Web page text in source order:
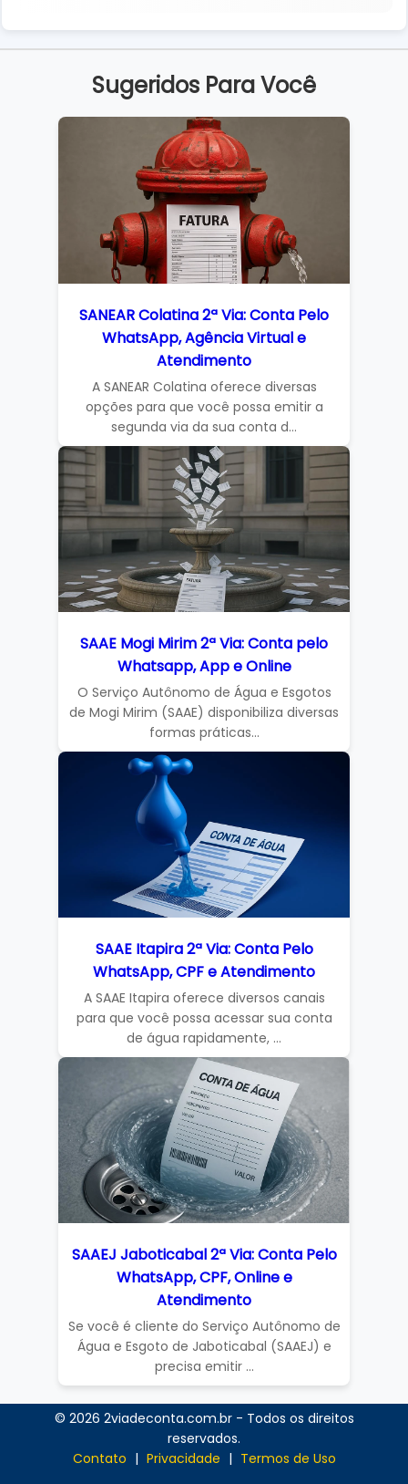
Sugeridos Para Você
SANEAR Colatina 2ª Via: Conta Pelo
WhatsApp, Agência Virtual e
Atendimento
A SANEAR Colatina oferece diversas
opções para que você possa emitir a
segunda via da sua conta d...
SAAE Mogi Mirim 2ª Via: Conta pelo
Whatsapp, App e Online
O Serviço Autônomo de Água e Esgotos
de Mogi Mirim (SAAE) disponibiliza diversas
formas práticas...
SAAE Itapira 2ª Via: Conta Pelo
WhatsApp, CPF e Atendimento
A SAAE Itapira oferece diversos canais
para que você possa acessar sua conta
de água rapidamente, ...
SAAEJ Jaboticabal 2ª Via: Conta Pelo
WhatsApp, CPF, Online e
Atendimento
Se você é cliente do Serviço Autônomo de
Água e Esgoto de Jaboticabal (SAAEJ) e
precisa emitir ...
© 2026 2viadeconta.com.br - Todos os direitos
reservados.
Contato | Privacidade | Termos de Uso